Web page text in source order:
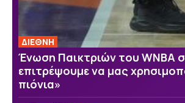
ΔΙΕΘΝΗ
Ένωση Παικτριών του WNBA
επιτρέψουμε να μας
πιόνια»